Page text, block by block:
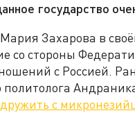
государство
Захарова в
со стороны
с Россией.
с